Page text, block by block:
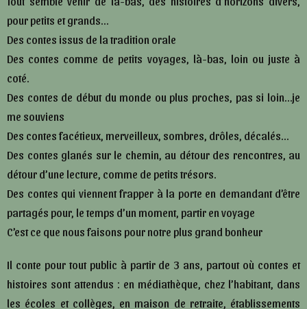
pour petits et grands…
Des contes issus de la tradition orale
Des contes comme de petits voyages, là-bas, loin ou juste à
coté.
Des contes de début du monde ou plus proches, pas si loin…je
me souviens
Des contes facétieux, merveilleux, sombres, drôles, décalés…
Des contes glanés sur le chemin, au détour des rencontres, au
détour d’une lecture, comme de petits trésors.
Des contes qui viennent frapper à la porte en demandant d’être
partagés pour, le temps d’un moment, partir en voyage
C’est ce que nous faisons pour notre plus grand bonheur
Il conte pour tout public à partir de 3 ans, partout où contes et
histoires sont attendus : en médiathèque, chez l’habitant, dans
les écoles et collèges, en maison de retraite, établissements